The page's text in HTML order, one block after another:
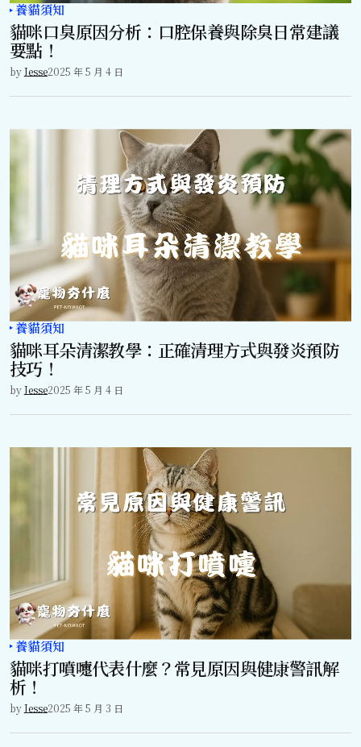
養貓須知
貓咪口臭原因分析：口腔保養與除臭日常建議
要點！
byJesse2025 年 5 月 4 日
養貓須知
貓咪耳朵清潔教學：正確清理方式與發炎預防
技巧！
byJesse2025 年 5 月 4 日
養貓須知
貓咪打噴嚏代表什麼？常見原因與健康警訊解
析！
byJesse2025 年 5 月 3 日